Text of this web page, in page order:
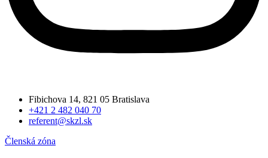
Fibichova 14, 821 05 Bratislava
+421 2 482 040 70
referent@skzl.sk
Členská zóna